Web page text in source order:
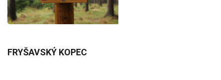
FRYŠAVSKÝ KOPEC